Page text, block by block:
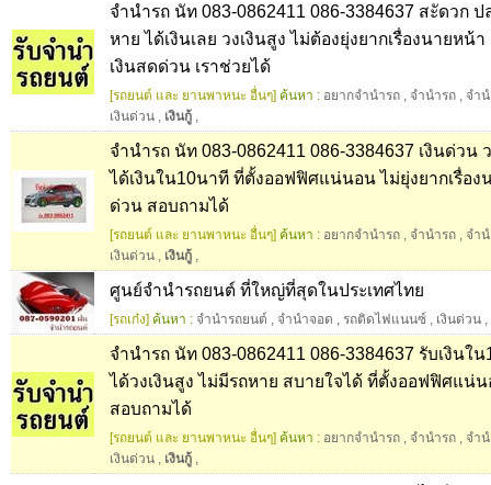
จำนำรถ นัท 083-0862411 086-3384637 สะัดวก
หาย ได้เงินเลย วงเงินสูง ไม่ต้องยุ่งยากเรื่องนายหน้
เงินสดด่วน เราช่วยได้
[รถยนต์ และ ยานพาหนะ อื่นๆ] ค้นหา : อยากจำนำรถ จำนำรถ
จำ
เงินด่วน
เงินกู้
จำนำรถ นัท 083-0862411 086-3384637 เงินด่วน
ได้เงินใน10นาที ที่ตั้งออฟฟิศแน่นอน ไม่ยุ่งยากเรื่อง
ด่วน สอบถามได้
[รถยนต์ และ ยานพาหนะ อื่นๆ] ค้นหา : อยากจำนำรถ จำนำรถ
จำ
เงินด่วน
เงินกู้
ศูนย์จำนำรถยนต์ ที่ใหญ่ที่สุดในประเทศไทย
[รถเก๋ง] ค้นหา : จำนำรถยนต์ จำนำจอด รถติดไฟแนนซ์ เงินด่วน
จำนำรถ นัท 083-0862411 086-3384637 รับเงินใ
ได้วงเงินสูง ไม่มีรถหาย สบายใจได้ ที่ตั้งออฟฟิศแน่
สอบถามได้
[รถยนต์ และ ยานพาหนะ อื่นๆ] ค้นหา : อยากจำนำรถ จำนำรถ
จำ
เงินด่วน
เงินกู้